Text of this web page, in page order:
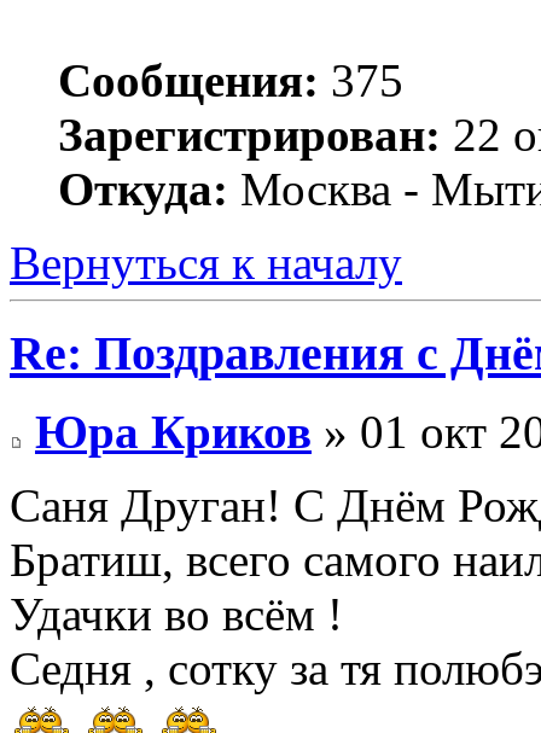
Сообщения: 375
Зарегистрирован: 22
Откуда: Москва -
Вернуться к началу
Re: Поздравления с
Юра Криков » 01 окт
Саня Друган! С Днём
Братиш, всего самого
Удачки во всём !
Седня , сотку за тя